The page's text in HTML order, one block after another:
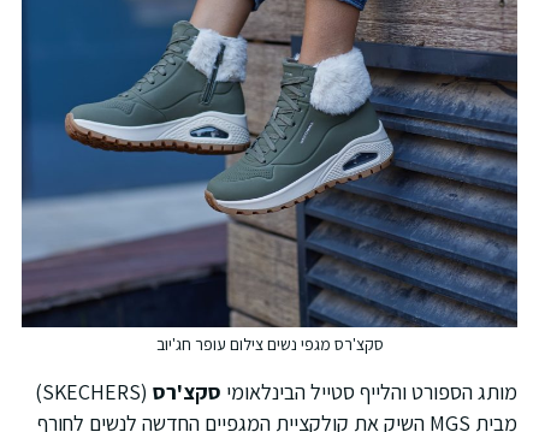
סקצ'רס מגפי נשים צילום עופר חג'יוב
הספורט והלייף סטייל הבינלאומיסקצ'רס
(SKECHERS)
מבית MGS השיק את קולקציית המגפיים החדשה לנשים לחורף